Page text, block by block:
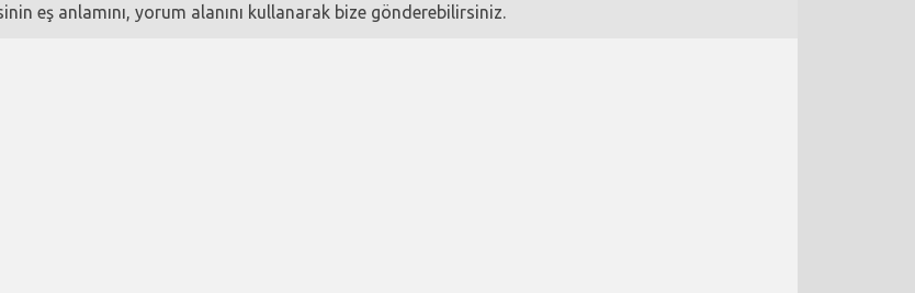
eş anlamını, yorum alanını kullanarak bize gönderebilirsiniz.